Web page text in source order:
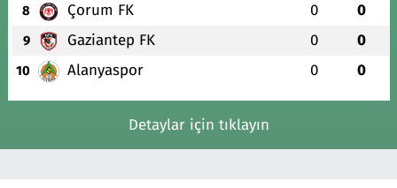
8 Çorum FK 0 0
9 Gaziantep FK 0 0
10 Alanyaspor 0 0
Detaylar için tıklayın